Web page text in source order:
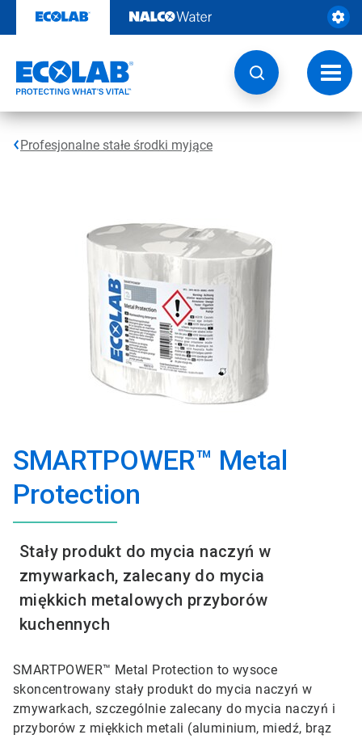
zawartości
Profesjonalne stałe środki myjące
SMARTPOWER™ Metal
Protection
Stały produkt do mycia naczyń w
zmywarkach, zalecany do mycia
miękkich metalowych przyborów
kuchennych
SMARTPOWER™ Metal Protection to wysoce
skoncentrowany stały produkt do mycia naczyń w
zmywarkach, szczególnie zalecany do mycia naczyń i
przyborów z miękkich metali (aluminium, miedź, brąz